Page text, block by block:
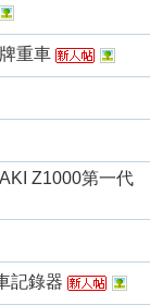
重車
Z1000第一代
記錄器